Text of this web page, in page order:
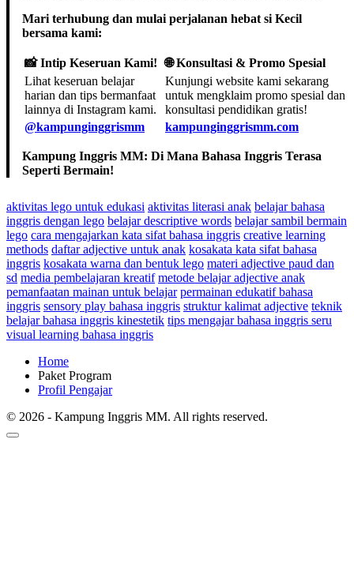
Mari terhubung dan mulai perjalanan hebat si Kecil
bersama kami:
📸 Intip Keseruan Kami!
🌐 Konsultasi & Promo Spesial
Lihat keseruan belajar
harian dan tips bermanfaat
lainnya di Instagram kami.
Kunjungi website kami sekarang
untuk mengklaim promo spesial dan
konsultasi pendidikan gratis!
@kampunginggrismm
kampunginggrismm.com
Kampung Inggris MM: Di Mana Bahasa Inggris Terasa
Seperti Bermain!
aktivitas lego untuk edukasi aktivitas literasi anak belajar bahasa
inggris dengan lego belajar descriptive words belajar sambil bermain
lego cara mengajarkan kata sifat bahasa inggris creative learning
methods daftar adjective untuk anak kosakata kata sifat bahasa
inggris kosakata warna dan bentuk lego materi adjective paud dan
sd media pembelajaran kreatif metode belajar adjective anak
pemanfaatan mainan untuk belajar permainan edukatif bahasa
inggris sensory play bahasa inggris struktur kalimat adjective teknik
belajar bahasa inggris kinestetik tips mengajar bahasa inggris seru
visual learning bahasa inggris
Home
Paket Program
Profil Pengajar
© 2026 - Kampung Inggris MM. All rights reserved.